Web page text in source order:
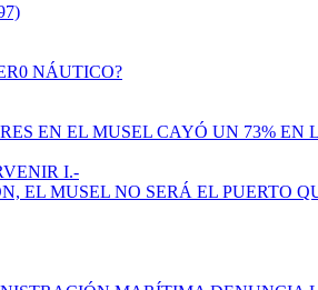
NÁUTICO?
EN EL MUSEL CAYÓ UN 73% EN
I.-
EL MUSEL NO SERÁ EL PUERTO